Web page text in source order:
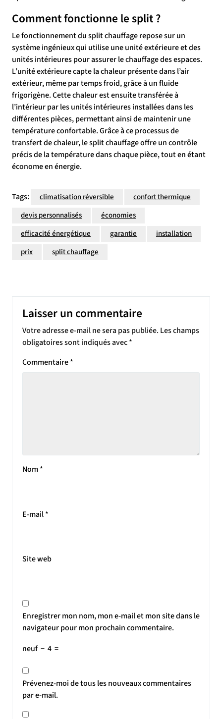
Comment fonctionne le split ?
Le fonctionnement du split chauffage repose sur un
système ingénieux qui utilise une unité extérieure et des
unités intérieures pour assurer le chauffage des espaces.
L’unité extérieure capte la chaleur présente dans l’air
extérieur, même par temps froid, grâce à un fluide
frigorigène. Cette chaleur est ensuite transférée à
l’intérieur par les unités intérieures installées dans les
différentes pièces, permettant ainsi de maintenir une
température confortable. Grâce à ce processus de
transfert de chaleur, le split chauffage offre un contrôle
précis de la température dans chaque pièce, tout en étant
économe en énergie.
Tags: climatisation réversible
confort thermique
devis personnalisés
économies
efficacité énergétique
garantie
installation
prix
split chauffage
Laisser un commentaire
Votre adresse e-mail ne sera pas publiée. Les champs
obligatoires sont indiqués avec*
Commentaire*
Nom*
E-mail*
Site web
Enregistrer mon nom, mon e-mail et mon site dans le
navigateur pour mon prochain commentaire.
neuf − 4 =
Prévenez-moi de tous les nouveaux commentaires
par e-mail.